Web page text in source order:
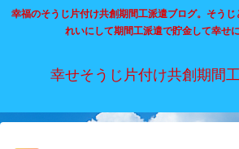
幸福のそうじ片付け共創期間工派遣ブログ。そう
れいにして期間工派遣で貯金して幸せ
幸せそうじ片付け共創期間